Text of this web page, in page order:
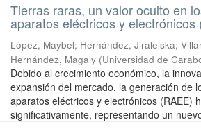
Tierras raras, un valor oculto en
aparatos eléctricos y electrónicos
López, Maybel; Hernández, Jiraleiska;
Hernández, Magaly (Universidad de
Debido al crecimiento económico, la
expansión del mercado, la generación de
aparatos eléctricos y electrónicos (RAEE)
significativamente, representando un